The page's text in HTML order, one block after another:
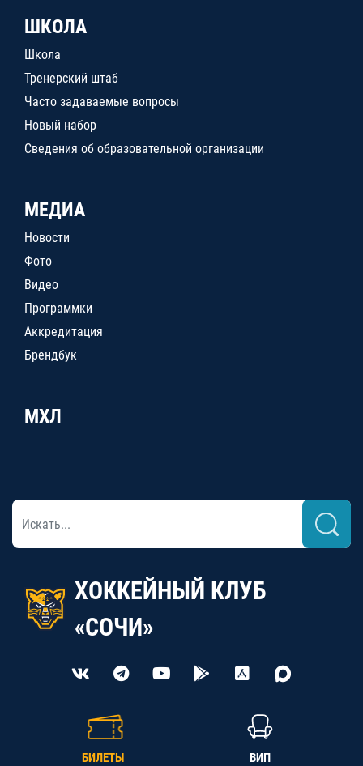
ШКОЛА
Школа
Тренерский штаб
Часто задаваемые вопросы
Новый набор
Сведения об образовательной организации
МЕДИА
Новости
Фото
Видео
Программки
Аккредитация
Брендбук
МХЛ
ХОККЕЙНЫЙ КЛУБ
«СОЧИ»
БИЛЕТЫ ВИП